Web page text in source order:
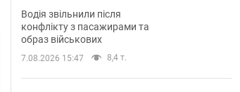
і поплатився. Відео
Водія звільнили після
конфлікту з пасажирами та
образ військових
7.08.2026 15:47 8,4 т.